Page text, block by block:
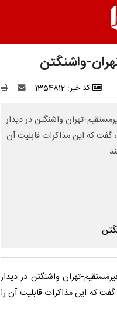
واشنگتن
کد خبر: 1354812
تهران واشنگتن در دیدار
گفت که این مذاکرات قابلیت آن
تهران واشنگتن در دیدار
که این مذاکرات قابلیت آن را